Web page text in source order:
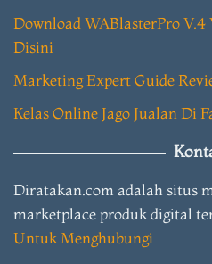
Download WABlasterPro V.4
Disini
Marketing Expert Guide
Kelas Online Jago Jualan Di
Diratakan.com adalah situs
marketplace produk digital
Untuk Menghubungi